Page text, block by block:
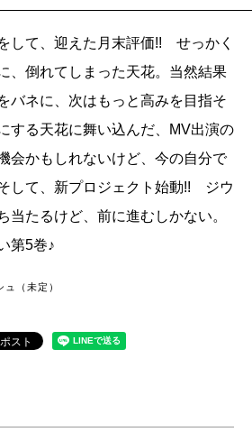
して、迎えた月末評価!! せっかく
、倒れてしまった天花。当然結果
ネに、次はもっと高みを目指そ
する天花に舞い込んだ、MV出演の
会かもしれないけど、今の自分で
して、新プロジェクト始動!! ジウ
当たるけど、前に進むしかない。
第5巻♪
ュ（未定）